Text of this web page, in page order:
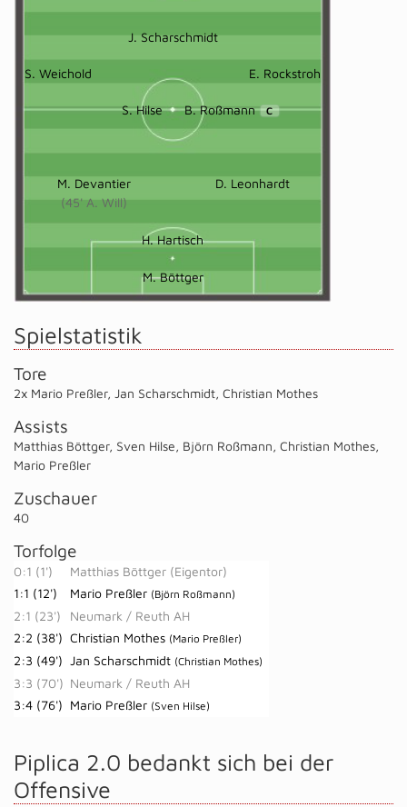
J. Scharschmidt
S. Weichold E. Rockstroh
S. Hilse B. Roßmann C
M. Devantier
(45' A. Will)
D. Leonhardt
H. Hartisch
M. Böttger
Spielstatistik
Tore
2x Mario Preßler, Jan Scharschmidt, Christian Mothes
Assists
Matthias Böttger, Sven Hilse, Björn Roßmann, Christian Mothes,
Mario Preßler
Zuschauer
40
Torfolge
0:1 (1')
Matthias Böttger (Eigentor)
1:1 (12')
Mario Preßler (Björn Roßmann)
2:1 (23')
Neumark / Reuth AH
2:2 (38') Christian Mothes (Mario Preßler)
2:3 (49') Jan Scharschmidt (Christian Mothes)
3:3 (70') Neumark / Reuth AH
3:4 (76') Mario Preßler (Sven Hilse)
Piplica 2.0 bedankt sich bei der
Offensive